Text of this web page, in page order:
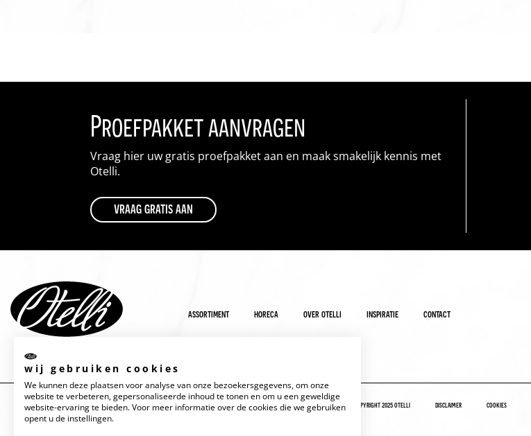
Proefpakket aanvragen
Vraag hier uw gratis proefpakket aan en maak smakelijk kennis met
Otelli.
vraag gratis aan
assortiment horeca over otelli inspiratie contact
copyright 2025 otelli disclaimer cookies
wij gebruiken cookies
We kunnen deze plaatsen voor analyse van onze bezoekersgegevens, om onze
website te verbeteren, gepersonaliseerde inhoud te tonen en om u een geweldige
website-ervaring te bieden. Voor meer informatie over de cookies die we gebruiken
opent u de instellingen.